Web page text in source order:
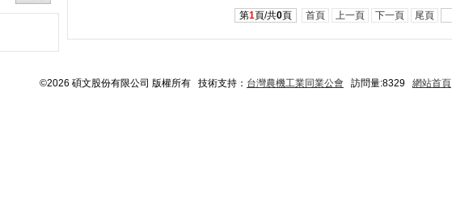
第1頁/共0頁 首頁 上一頁 下一頁 尾頁
©2026 碩文股份有限公司 版權所有 技術支持： 台灣農機工業同業公會 訪問量:8329 網站首頁